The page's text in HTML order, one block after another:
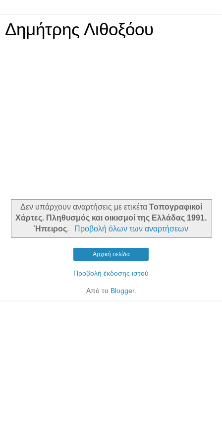
Δημήτρης Λιθοξόου
Δεν υπάρχουν αναρτήσεις με ετικέτα Τοπογραφικοί
Χάρτες. Πληθυσμός και οικισμοί της Ελλάδας 1991.
Ήπειρος. Προβολή όλων των αναρτήσεων
Αρχική σελίδα
Προβολή έκδοσης ιστού
Από το Blogger.